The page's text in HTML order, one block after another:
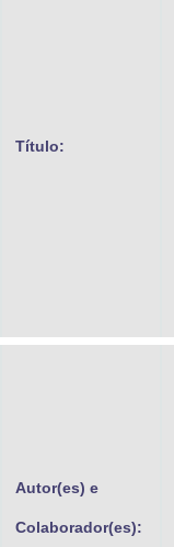
Título:
Autor(es) e
Colaborador(es):